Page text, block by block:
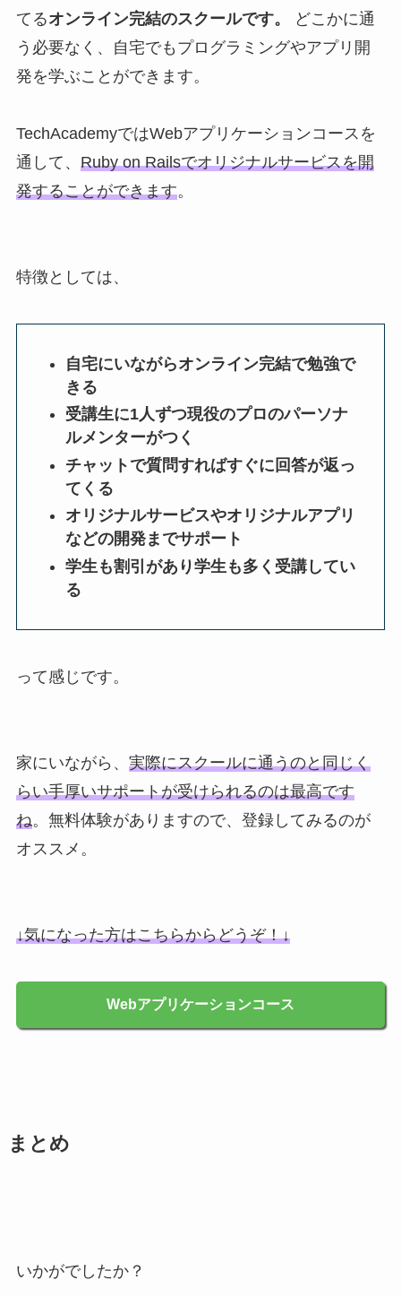
てるオンライン完結のスクールです。
どこかに通
う必要なく、自宅でもプログラミングやアプリ開
発を学ぶことができます。
TechAcademyではWebアプリケーションコースを
通して、 Ruby on Railsでオリジナルサービスを開
発することができます。
特徴としては、
自宅にいながらオンライン完結で勉強で
きる
受講生に1人ずつ現役のプロのパーソナ
ルメンターがつく
チャットで質問すればすぐに回答が返っ
てくる
オリジナルサービスやオリジナルアプリ
などの開発までサポート
学生も割引があり学生も多く受講してい
る
って感じです。
家にいながら、 実際にスクールに通うのと同じく
らい手厚いサポートが受けられるのは最高です
ね。無料体験がありますので、登録してみるのが
オススメ。
↓気になった方はこちらからどうぞ！↓
Webアプリケーションコース
まとめ
いかがでしたか？